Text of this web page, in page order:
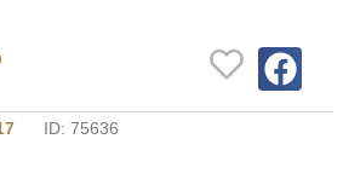
ID: 75636